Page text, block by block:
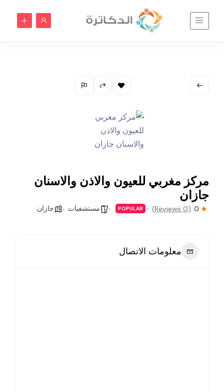
مركز مغربي للعيون والاذن والاسنان
جازان
0
(0 Reviews)
POPULAR مستشفيات جازان
معلومات الاتصال